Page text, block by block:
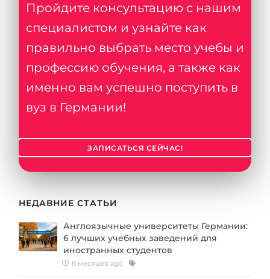
Пройдите консультацию с нашим
специалистом и узнайте как
правильно выбрать место учебы и
профессию обучения, а также как
именно вам успешно поступить в
вуз в Германии!
ЗАПИСАТЬСЯ СЕЙЧАС!
НЕДАВНИЕ СТАТЬИ
Англоязычные университеты Германии:
6 лучших учебных заведений для
иностранных студентов
8 месяцев ago